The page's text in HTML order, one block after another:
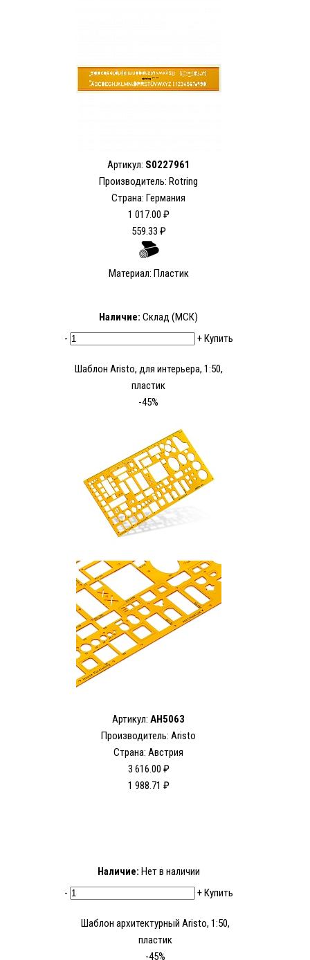
Артикул: S0227961
Производитель: Rotring
Страна: Германия
1 017.00 ₽
559.33 ₽
Материал: Пластик
Наличие: Склад (МСК)
-
+Купить
Шаблон Aristo, для интерьера, 1:50,
пластик
-45%
Артикул: AH5063
Производитель: Aristo
Страна: Австрия
3 616.00 ₽
1 988.71 ₽
Наличие: Нет в наличии
-
+Купить
Шаблон архитектурный Aristo, 1:50,
пластик
-45%